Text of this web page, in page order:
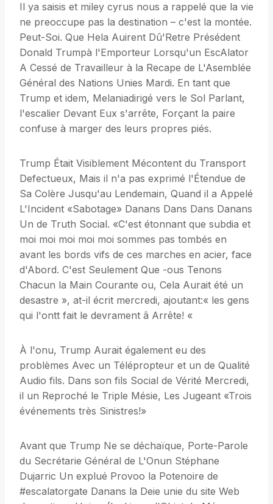
Il ya saisis et miley cyrus nous a rappelé que la vie
ne preoccupe pas la destination – c'est la montée.
Peut-Soi. Que Hela Auirent Dû'Retre Présédent
Donald Trumpà l'Emporteur Lorsqu'un EscAlator
A Cessé de Travailleur à la Recape de L'Asemblée
Général des Nations Unies Mardi. En tant que
Trump et idem, Melaniadirigé vers le Sol Parlant,
l'escalier Devant Eux s'arrête, Forçant la paire
confuse à marger des leurs propres piés.
Trump Était Visiblement Mécontent du Transport
Defectueux, Mais il n'a pas exprimé l'Étendue de
Sa Colère Jusqu'au Lendemain, Quand il a Appelé
L'Incident «Sabotage» Danans Dans Dans Danans
Un de Truth Social. «C'est étonnant que subdia et
moi moi moi moi moi sommes pas tombés en
avant les bords vifs de ces marches en acier, face
d'Abord. C'est Seulement Que -ous Tenons
Chacun la Main Courante ou, Cela Aurait été un
desastre », at-il écrit mercredi, ajoutant:« les gens
qui l'ontt fait le devrament â Arrête! «
À l'onu, Trump Aurait également eu des
problèmes Avec un Télépropteur et un de Qualité
Audio fils. Dans son fils Social de Vérité Mercredi,
il un Reproché le Triple Mésie, Les Jugeant «Trois
événements très Sinistres!»
Avant que Trump Ne se déchaïque, Porte-Parole
du Secrétarie Général de L'Onun Stéphane
Dujarric Un explué Provoo la Potenoire de
#escalatorgate Danans la Deie unie du site Web